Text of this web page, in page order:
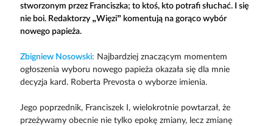
stworzonym przez Franciszka; to ktoś, kto potrafi słuchać. I się
nie boi. Redaktorzy „Więzi” komentują na gorąco wybór
nowego papieża.
Zbigniew Nosowski: Najbardziej znaczącym momentem
ogłoszenia wyboru nowego papieża okazała się dla mnie
decyzja kard. Roberta Prevosta o wyborze imienia.
Jego poprzednik, Franciszek I, wielokrotnie powtarzał, że
przeżywamy obecnie nie tylko epokę zmiany, lecz zmianę